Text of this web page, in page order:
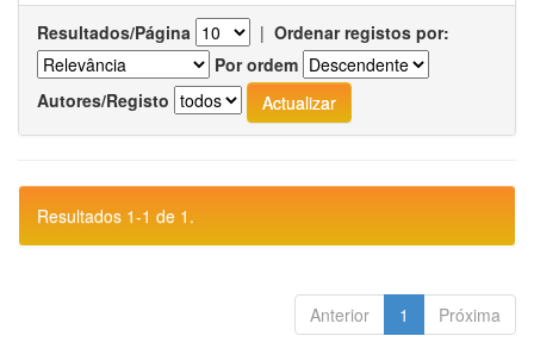
Resultados/Página | Ordenar registos por:
Por ordem
Autores/Registo
Resultados 1-1 de 1.
Anterior 1 Próxima